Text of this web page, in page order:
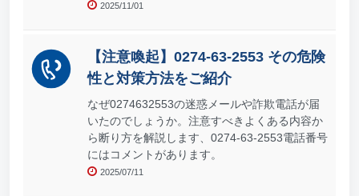
2025/11/01
【注意喚起】0274-63-2553 その危険
性と対策方法をご紹介
なぜ0274632553の迷惑メールや詐欺電話が届
いたのでしょうか。注意すべきよくある内容か
ら断り方を解説します、0274-63-2553電話番号
にはコメントがあります。
2025/07/11